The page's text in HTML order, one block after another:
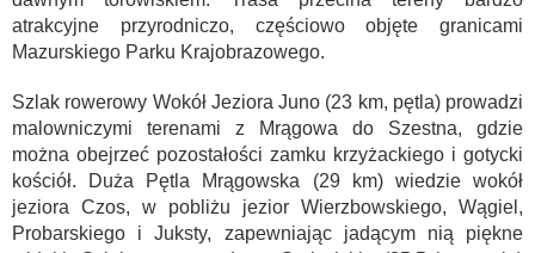
atrakcyjne przyrodniczo, częściowo objęte granicami
Mazurskiego Parku Krajobrazowego.
Szlak rowerowy Wokół Jeziora Juno (23 km, pętla) prowadzi
malowniczymi terenami z Mrągowa do Szestna, gdzie
można obejrzeć pozostałości zamku krzyżackiego i gotycki
kościół. Duża Pętla Mrągowska (29 km) wiedzie wokół
jeziora Czos, w pobliżu jezior Wierzbowskiego, Wągiel,
Probarskiego i Juksty, zapewniając jadącym nią piękne